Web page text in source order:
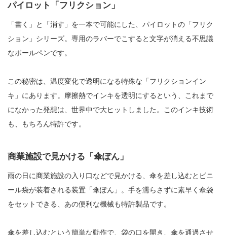
パイロット「フリクション」
「書く」と「消す」を一本で可能にした、パイロットの「フリク
ション」シリーズ。専用のラバーでこすると文字が消える不思議
なボールペンです。
この秘密は、温度変化で透明になる特殊な「フリクションイン
キ」にあります。摩擦熱でインキを透明にするという、これまで
になかった発想は、世界中で大ヒットしました。このインキ技術
も、もちろん特許です。
商業施設で見かける「傘ぽん」
雨の日に商業施設の入り口などで見かける、傘を差し込むとビニ
ール袋が装着される装置「傘ぽん」。手を濡らさずに素早く傘袋
をセットできる、あの便利な機械も特許製品です。
傘を差し込むという簡単な動作で、袋の口を開き、傘を通過させ